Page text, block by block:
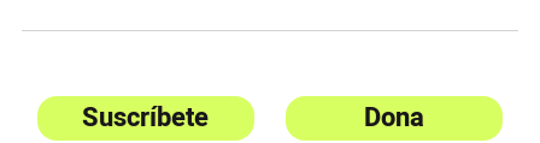
Suscríbete Dona